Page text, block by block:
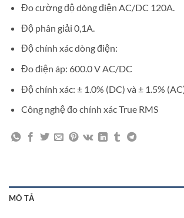
Đo cường độ dòng điện AC/DC 120A.
Độ phân giải 0,1A.
Độ chính xác dòng điện:
Đo điện áp: 600.0 V AC/DC
Độ chính xác: ± 1.0% (DC) và ± 1.5%
Công nghệ đo chính xác True RMS
MÔ TẢ